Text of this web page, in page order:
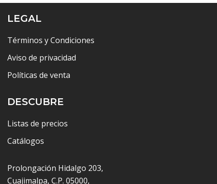
LEGAL
Términos y Condiciones
Aviso de privacidad
Políticas de venta
DESCUBRE
Listas de precios
Catálogos
Prolongación Hidalgo 203,
Cuajimalpa, C.P. 05000,